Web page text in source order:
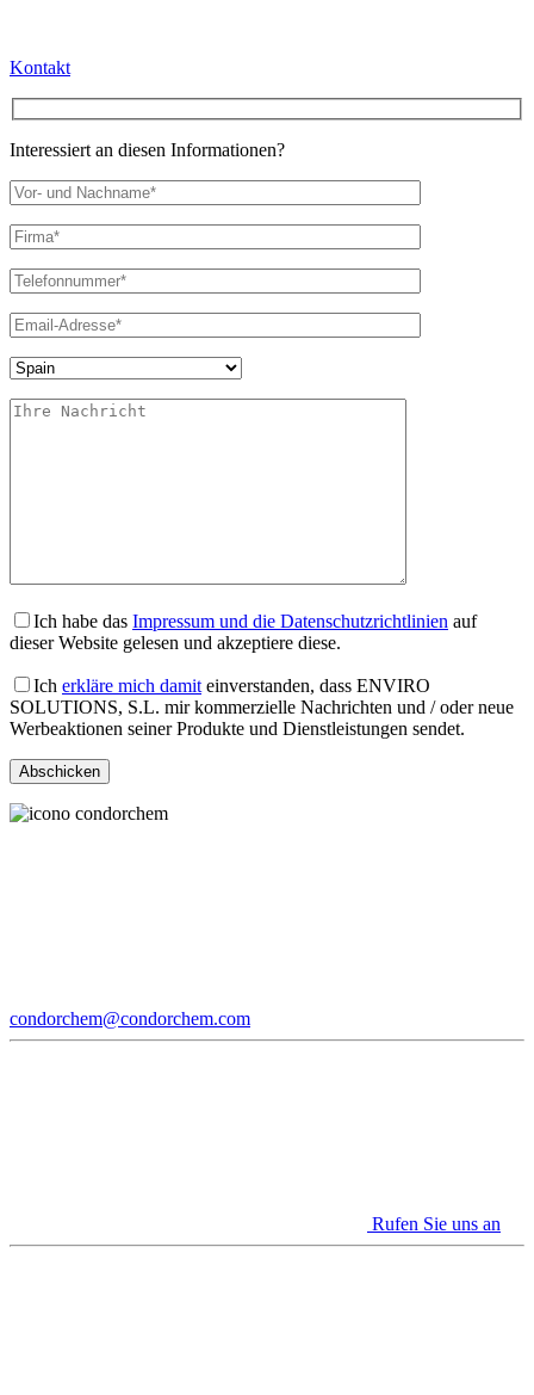
Kontakt
Interessiert an diesen Informationen?
Ich habe das Impressum und die Datenschutzrichtlinien auf
dieser Website gelesen und akzeptiere diese.
Ich erkläre mich damiteinverstanden, dass ENVIRO
SOLUTIONS, S.L. mir kommerzielle Nachrichten und / oder neue
Werbeaktionen seiner Produkte und Dienstleistungen sendet.
condorchem@condorchem.com
Rufen Sie uns an